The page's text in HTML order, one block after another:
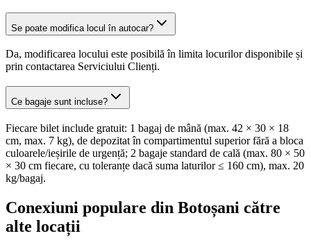
Se poate modifica locul în autocar?
Da, modificarea locului este posibilă în limita locurilor disponibile și
prin contactarea Serviciului Clienți.
Ce bagaje sunt incluse?
Fiecare bilet include gratuit: 1 bagaj de mână (max. 42 × 30 × 18
cm, max. 7 kg), de depozitat în compartimentul superior fără a bloca
culoarele/ieșirile de urgență; 2 bagaje standard de cală (max. 80 × 50
× 30 cm fiecare, cu toleranțe dacă suma laturilor ≤ 160 cm), max. 20
kg/bagaj.
Conexiuni populare din Botoșani către
alte locații